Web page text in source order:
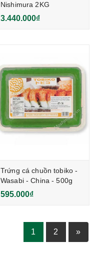
Nishimura 2KG
3.440.000₫
Trứng cá chuồn tobiko -
Wasabi - China - 500g
595.000₫
1 2 »